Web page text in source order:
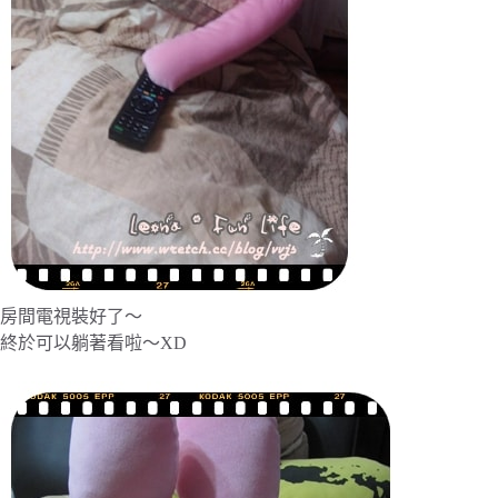
房間電視裝好了～
終於可以躺著看啦～XD